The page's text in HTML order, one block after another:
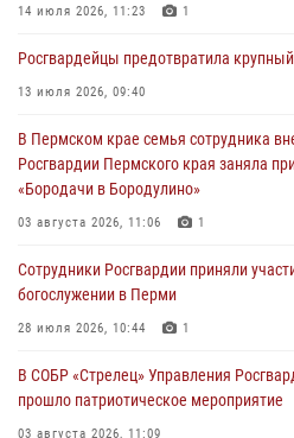
30 июля 2026, 05:19
богослужении в Перми
28 июля 2026, 10:44
Росгвардейцы оказали силовую
28 июля 2026, 06:15
14 июля 2026, 11:23 1
Росгвардейцы предотвратила
13 июля 2026, 09:40
В Пермском крае семья сотрудника
Росгвардии Пермского края заняла
«Бородачи в Бородулино»
03 августа 2026, 11:06 1
Сотрудники Росгвардии приняли
богослужении в Перми
28 июля 2026, 10:44 1
В СОБР «Стрелец» Управления
прошло патриотическое мероприятие
03 августа 2026, 11:09